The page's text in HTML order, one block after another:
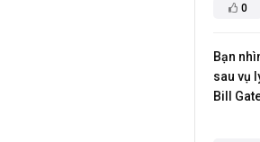
0
Bạn
sau vụ
Bill